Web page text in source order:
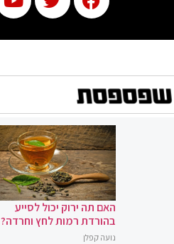
האם תה ירוק יכול לסייע
בהורדת רמות לחץ וחרדה?
נועה קפלן